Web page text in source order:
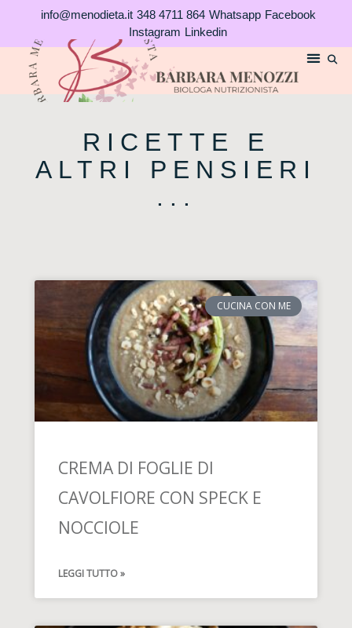
contenuto
info@menodieta.it 348 4711 864 Whatsapp Facebook
Instagram Linkedin
RICETTE E
ALTRI PENSIERI
...
CUCINA CON ME
CREMA DI FOGLIE DI
CAVOLFIORE CON SPECK E
NOCCIOLE
LEGGI TUTTO »